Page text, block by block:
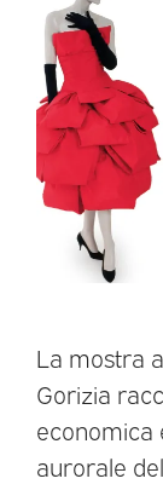
La mostra
Gorizia
economica
aurorale